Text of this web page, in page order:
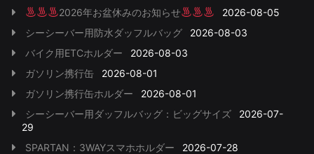
2026年お盆休みのお知らせ
2026-08-05
シーシーバー用防水ダッフルバッグ
2026-08-03
バイク用ETCホルダー
2026-08-03
ガソリン携行缶
2026-08-01
ガソリン携行缶ホルダー
2026-08-01
シーシーバー用ダッフルバッグ：ビッグサイズ
2026-07-
29
SPARTAN：3WAYスマホホルダー
2026-07-28